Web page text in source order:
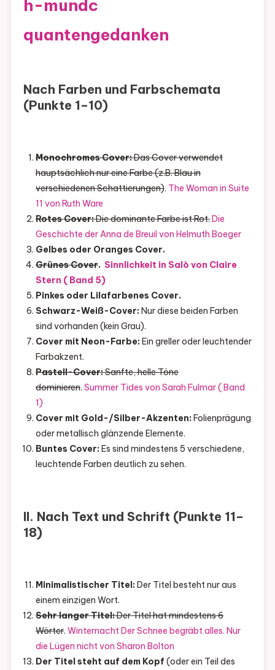
h-mundc
quantengedanken
Nach Farben und Farbschemata
(Punkte 1–10)
Monochromes Cover:Das Cover verwendet
hauptsächlich nur eine Farbe (z.B. Blau in
verschiedenen Schattierungen). The Woman in Suite
11 von Ruth Ware
Rotes Cover:Die dominante Farbe ist Rot.Die
Geschichte der Anna de Breuil von Helmuth Boeger
Gelbes oder Oranges Cover.
Grünes Cover. Sinnlichkeit in Salò von Claire
Stern ( Band 5)
Pinkes oder Lilafarbenes Cover.
Schwarz-Weiß-Cover: Nur diese beiden Farben
sind vorhanden (kein Grau).
Cover mit Neon-Farbe: Ein greller oder leuchtender
Farbakzent.
Pastell-Cover:Sanfte, helle Töne
dominieren. Summer Tides von Sarah Fulmar ( Band
1)
Cover mit Gold-/Silber-Akzenten: Folienprägung
oder metallisch glänzende Elemente.
Buntes Cover: Es sind mindestens 5 verschiedene,
leuchtende Farben deutlich zu sehen.
II. Nach Text und Schrift (Punkte 11–
18)
Minimalistischer Titel: Der Titel besteht nur aus
einem einzigen Wort.
Sehr langer Titel:Der Titel hat mindestens 6
Wörter. Winternacht Der Schnee begräbt alles. Nur
die Lügen nicht von Sharon Bolton
Der Titel steht auf dem Kopf (oder ein Teil des